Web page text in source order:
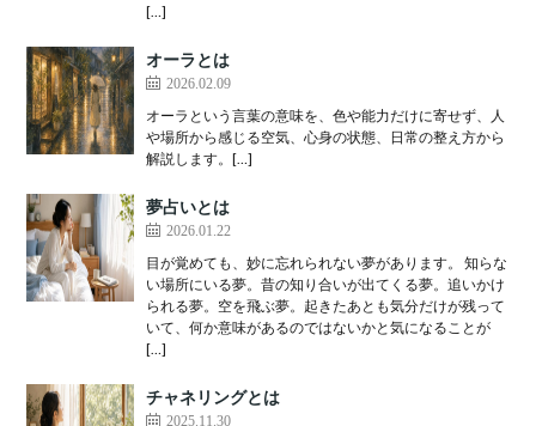
[…]
オーラとは
2026.02.09
オーラという言葉の意味を、色や能力だけに寄せず、人
や場所から感じる空気、心身の状態、日常の整え方から
解説します。[…]
夢占いとは
2026.01.22
目が覚めても、妙に忘れられない夢があります。 知らな
い場所にいる夢。昔の知り合いが出てくる夢。追いかけ
られる夢。空を飛ぶ夢。起きたあとも気分だけが残って
いて、何か意味があるのではないかと気になることが
[…]
チャネリングとは
2025.11.30